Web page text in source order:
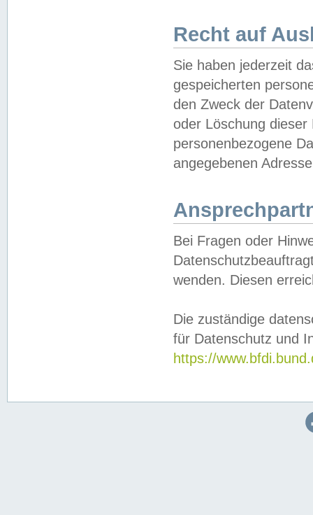
Recht auf
Sie haben jederzeit
gespeicherten
den Zweck der
oder Löschung
personenbezogene
angegebenen
Bei Fragen oder
wenden. Diesen
Die zuständige
für Datenschutz und
https://